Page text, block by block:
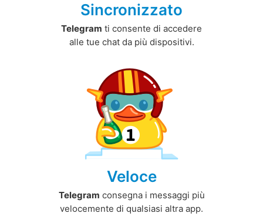
Sincronizzato
Telegram ti consente di accedere
alle tue chat da più dispositivi.
Veloce
Telegram consegna i messaggi più
velocemente di qualsiasi altra app.